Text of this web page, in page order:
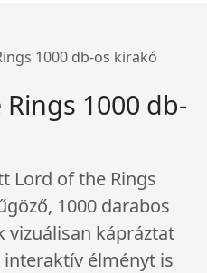
1000 db-os kirakó
1000 db-
Lord of the Rings
1000 darabos
vizuálisan kápráztat
élményt is